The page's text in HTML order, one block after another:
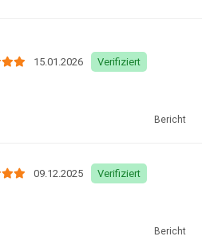
15.01.2026 Verifiziert
Bericht
09.12.2025 Verifiziert
Bericht